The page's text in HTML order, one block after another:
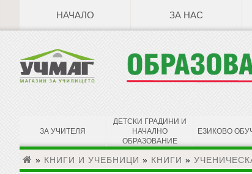
НАЧАЛО ЗА НАС
ЗА УЧИТЕЛЯ
ДЕТСКИ ГРАДИНИ И
НАЧАЛНО
ОБРАЗОВАНИЕ
ЕЗИКОВО
» КНИГИ И УЧЕБНИЦИ » КНИГИ »